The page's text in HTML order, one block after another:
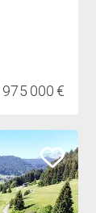
975 000 €